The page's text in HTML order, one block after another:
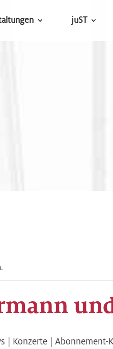
juST
| Konzerte | Abonnement-